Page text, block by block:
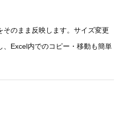
のまま反映します。サイズ変更
、Excel内でのコピー・移動も簡単